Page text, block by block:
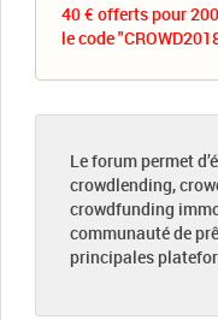
40 € offerts pour
le code
Le forum permet
crowdlending,
crowdfunding
communauté de
principales